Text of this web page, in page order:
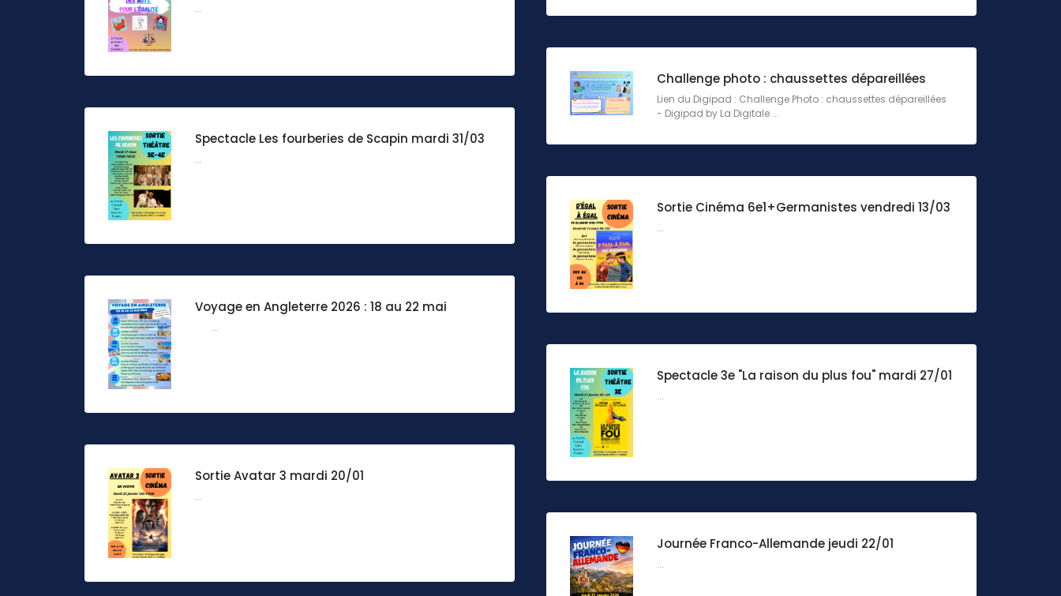
...
Challenge photo : chaussettes dépareillées
Lien du Digipad : Challenge Photo : chaussettes dépareillées
- Digipad by La Digitale ...
Spectacle Les fourberies de Scapin mardi 31/03
...
Sortie Cinéma 6e1+Germanistes vendredi 13/03
...
Voyage en Angleterre 2026 : 18 au 22 mai
...
Spectacle 3e "La raison du plus fou" mardi 27/01
...
Sortie Avatar 3 mardi 20/01
...
Journée Franco-Allemande jeudi 22/01
...